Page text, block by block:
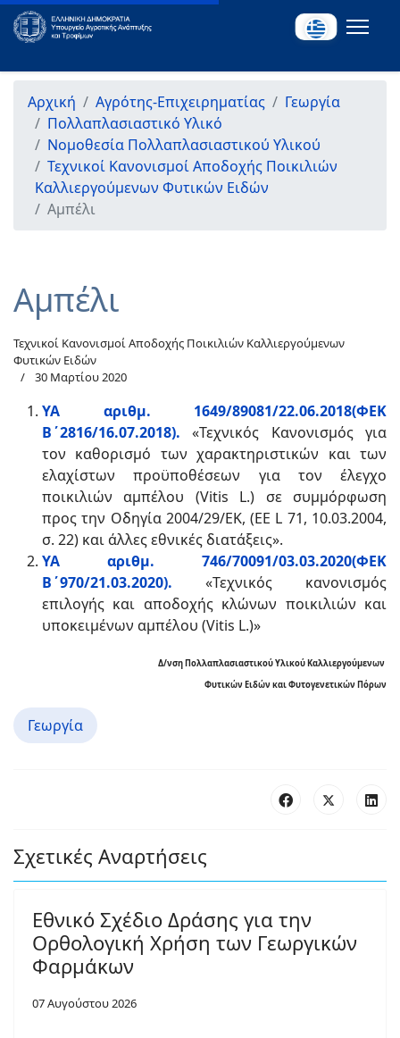
Αρχική Αγρότης-Επιχειρηματίας
Γεωργία
Πολλαπλασιαστικό Υλικό
Νομοθεσία Πολλαπλασιαστικού Υλικού
Τεχνικοί Κανονισμοί Αποδοχής Ποικιλιών
Καλλιεργούμενων Φυτικών Ειδών
Αμπέλι
Αμπέλι
Τεχνικοί Κανονισμοί Αποδοχής Ποικιλιών Καλλιεργούμενων
Φυτικών Ειδών
30 Μαρτίου 2020
ΥΑ αριθμ. 1649/89081/22.06.2018(ΦΕΚ
Β΄2816/16.07.2018). «Τεχνικός Κανονισμός για
τον καθορισμό των χαρακτηριστικών και των
ελαχίστων προϋποθέσεων για τον έλεγχο
ποικιλιών αμπέλου (Vitis L.) σε συμμόρφωση
προς την Οδηγία 2004/29/ΕΚ, (ΕΕ L 71, 10.03.2004,
σ. 22) και άλλες εθνικές διατάξεις».
ΥΑ αριθμ. 746/70091/03.03.2020(ΦΕΚ
Β΄970/21.03.2020). «Τεχνικός κανονισμός
επιλογής και αποδοχής κλώνων ποικιλιών και
υποκειμένων αμπέλου (Vitis L.)»
Δ/νση Πολλαπλασιαστικού Υλικού Καλλιεργούμενων
Φυτικών Ειδών και Φυτογενετικών Πόρων
Γεωργία
Σχετικές Αναρτήσεις
Εθνικό Σχέδιο Δράσης για την
Ορθολογική Χρήση των Γεωργικών
Φαρμάκων
07 Αυγούστου 2026